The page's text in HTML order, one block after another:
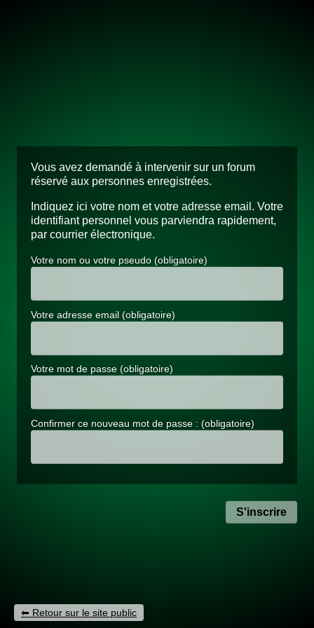
Vous avez demandé à intervenir sur un forum
réservé aux personnes enregistrées.
Indiquez ici votre nom et votre adresse email. Votre
identifiant personnel vous parviendra rapidement,
par courrier électronique.
Votre nom ou votre pseudo (obligatoire)
Votre adresse email (obligatoire)
Votre mot de passe (obligatoire)
Confirmer ce nouveau mot de passe : (obligatoire)
Retour sur le site public